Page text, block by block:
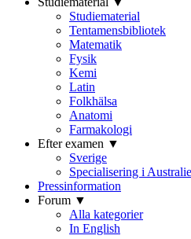
Studiematerial
Tentamensbibliotek
Matematik
Fysik
Kemi
Latin
Folkhälsa
Anatomi
Farmakologi
Efter examen ▼
Sverige
Specialisering i
Pressinformation
Forum ▼
Alla kategorier
In English